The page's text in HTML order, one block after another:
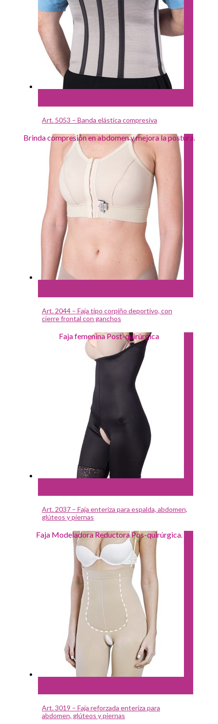
Art. 5053 – Banda elástica compresiva
Brinda compresión en abdomen y mejora la postura.
Art. 2044 – Faja tipo corpiño deportivo, con
cierre frontal con ganchos
Faja femenina Post-quirúrgica
Art. 2037 – Faja enteriza para espalda, abdomen,
glúteos y piernas
Faja Modeladora Reductora Pos-quirúrgica.
Art. 3019 – Faja reforzada enteriza para
abdomen, glúteos y piernas